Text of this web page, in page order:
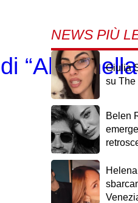
“Alice nella
NEWS PIÙ
Giulia
su The
Belen